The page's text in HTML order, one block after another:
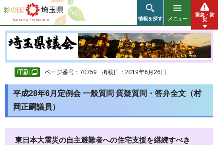
彩の国 埼玉県
情報を探す メニュー
緊急・防
災
ページ番号：70759 掲載日：2019年6月26日
平成28年6月定例会 一般質問 質疑質問・答弁全文（村
岡正嗣議員）
東日本大震災の自主避難者への住宅支援を継続すべき